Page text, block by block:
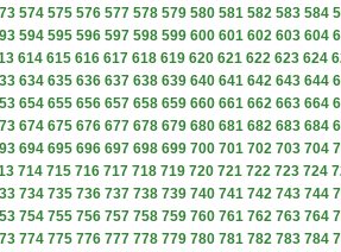
574 575 576 577 578 579 580 581 582 583 584
594 595 596 597 598 599 600 601 602 603 604
614 615 616 617 618 619 620 621 622 623 624
634 635 636 637 638 639 640 641 642 643 644
654 655 656 657 658 659 660 661 662 663 664
674 675 676 677 678 679 680 681 682 683 684
694 695 696 697 698 699 700 701 702 703 704
714 715 716 717 718 719 720 721 722 723 724
734 735 736 737 738 739 740 741 742 743 744
754 755 756 757 758 759 760 761 762 763 764
774 775 776 777 778 779 780 781 782 783 784